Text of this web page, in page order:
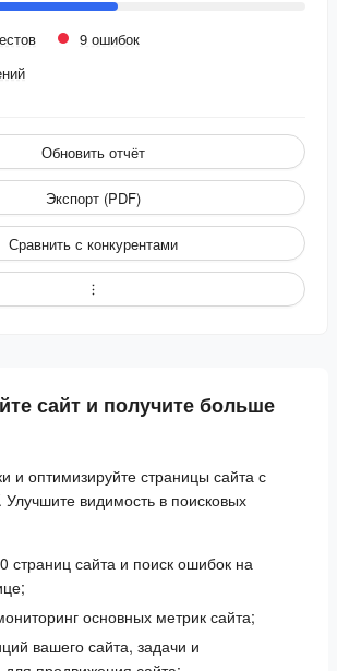
9 ошибок
Обновить отчёт
Экспорт (PDF)
Сравнить с конкурентами
сайт и получите больше
и оптимизируйте страницы сайта с
видимость в поисковых
страниц сайта и поиск ошибок на
основных метрик сайта;
вашего сайта, задачи и